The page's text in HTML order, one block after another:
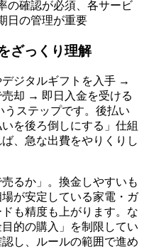
の確認が必須、各サービ
日の管理が重要
ざっくり理解
ジタルギフトを入手 →
却 → 即日入金を受ける
ステップです。後払い
を後ろ倒しにする」仕組
、急な出費をやりくりし
るか」。換金しやすいも
が安定している家電・ガ
も精度も上がります。な
的の購入」を制限してい
し、ルールの範囲で進め